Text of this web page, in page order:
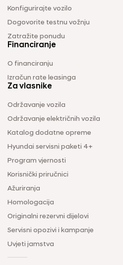
Konfigurirajte vozilo
Dogovorite testnu vožnju
Zatražite ponudu
Financiranje
O financiranju
Izračun rate leasinga
Za vlasnike
Održavanje vozila
Održavanje električnih vozila
Katalog dodatne opreme
Hyundai servisni paketi 4+
Program vjernosti
Korisnički priručnici
Ažuriranja
Homologacija
Originalni rezervni dijelovi
Servisni opozivi i kampanje
Uvjeti jamstva